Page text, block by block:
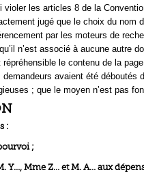
violer les articles 8 de la
jugé que le choix du nom
par les moteurs de
n’est associé à aucune autre
répréhensible le contenu de la
demandeurs avaient été déboutés
; que le moyen n’est pas
:
;
Y…, Mme Z… et M. A… aux